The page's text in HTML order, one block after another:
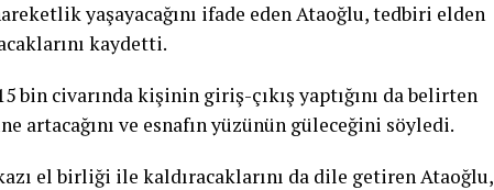
yaşayacağını ifade eden Ataoğlu, tedbiri elden
kaydetti.
bin civarında kişinin giriş-çıkış yaptığını da belirten
artacağını ve esnafın yüzünün güleceğini söyledi.
el birliği ile kaldıracaklarını da dile getiren Ataoğlu,